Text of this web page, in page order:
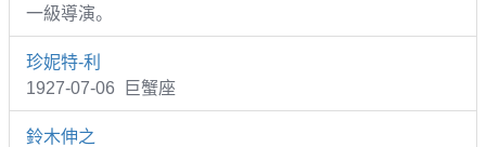
一級導演。
珍妮特-利
1927-07-06 巨蟹座
鈴木伸之